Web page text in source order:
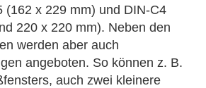
(162 x 229 mm) und DIN-C4
220 x 220 mm). Neben den
werden aber auch
angeboten. So können z. B.
auch zwei kleinere